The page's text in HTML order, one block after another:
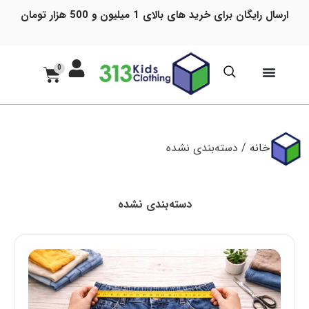
ارسال رایگان برای خرید های بالای 1 میلیون و 500 هزار تومان
0
خانه / دسته‌بندی نشده
دسته‌بندی نشده